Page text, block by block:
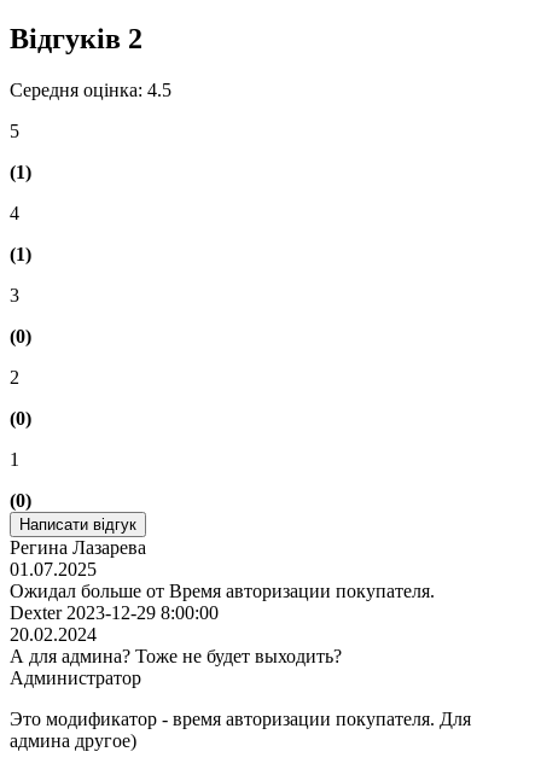
Відгуків 2
Середня оцінка: 4.5
5
(1)
4
(1)
3
(0)
2
(0)
1
(0)
Написати відгук
Регина Лазарева
01.07.2025
Ожидал больше от Время авторизации покупателя.
Dexter 2023-12-29 8:00:00
20.02.2024
А для админа? Тоже не будет выходить?
Администратор
Это модификатор - время авторизации покупателя. Для
админа другое)